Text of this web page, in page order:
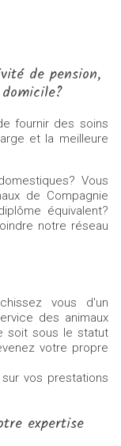
de pension,
fournir des soins
et la meilleure
Vous
de Compagnie
équivalent?
notre réseau
vous d'un
des animaux
soit sous le statut
votre propre
vos prestations
expertise